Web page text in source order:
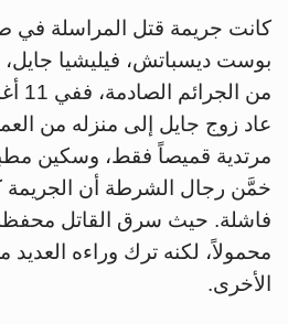
كانت جريمة قتل المراسلة
من
عاد زوج جايل إلى منزله من
مرتدية قميصاً فقط، وسكين
خمَّن رجال الشرطة أن
فاشلة. حيث سرق القاتل محفظة
محمولاً، لكنه ترك وراءه العديد
الأخرى.